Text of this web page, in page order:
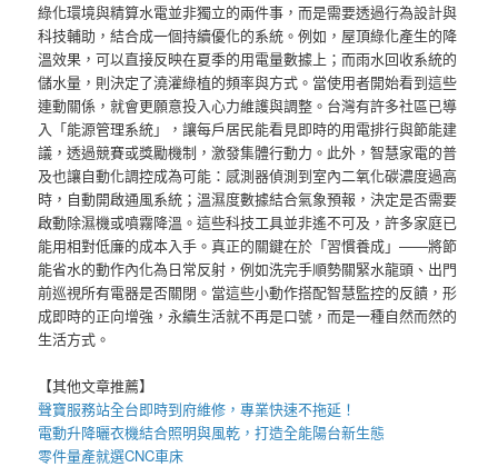
綠化環境與精算水電並非獨立的兩件事，而是需要透過行為設計與
科技輔助，結合成一個持續優化的系統。例如，屋頂綠化產生的降
溫效果，可以直接反映在夏季的用電量數據上；而雨水回收系統的
儲水量，則決定了澆灌綠植的頻率與方式。當使用者開始看到這些
連動關係，就會更願意投入心力維護與調整。台灣有許多社區已導
入「能源管理系統」，讓每戶居民能看見即時的用電排行與節能建
議，透過競賽或獎勵機制，激發集體行動力。此外，智慧家電的普
及也讓自動化調控成為可能：感測器偵測到室內二氧化碳濃度過高
時，自動開啟通風系統；溫濕度數據結合氣象預報，決定是否需要
啟動除濕機或噴霧降溫。這些科技工具並非遙不可及，許多家庭已
能用相對低廉的成本入手。真正的關鍵在於「習慣養成」——將節
能省水的動作內化為日常反射，例如洗完手順勢關緊水龍頭、出門
前巡視所有電器是否關閉。當這些小動作搭配智慧監控的反饋，形
成即時的正向增強，永續生活就不再是口號，而是一種自然而然的
生活方式。
【其他文章推薦】
聲寶服務站全台即時到府維修，專業快速不拖延！
電動升降曬衣機結合照明與風乾，打造全能陽台新生態
零件量產就選CNC車床